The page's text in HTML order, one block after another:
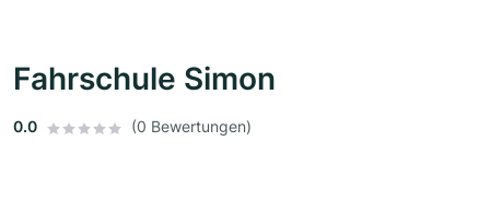
Fahrschule Simon
0.0 (0 Bewertungen)